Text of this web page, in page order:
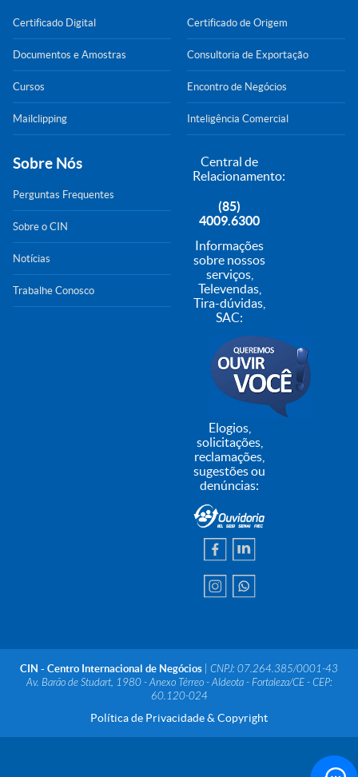
Certificado Digital
Documentos e Amostras
Cursos
Mailclipping
Certificado de Origem
Consultoria de Exportação
Encontro de Negócios
Inteligência Comercial
Sobre Nós
Perguntas Frequentes
Sobre o CIN
Notícias
Trabalhe Conosco
Central de
Relacionamento:
(85)
4009.6300
Informações
sobre nossos
serviços,
Televendas,
Tira-dúvidas,
SAC:
Elogios,
solicitações,
reclamações,
sugestões ou
denúncias:
CIN - Centro Internacional de Negócios
| CNPJ: 07.264.385/0001-43
Av. Barão de Studart, 1980 - Anexo Térreo - Aldeota - Fortaleza/CE - CEP:
60.120-024
Política de Privacidade & Copyright